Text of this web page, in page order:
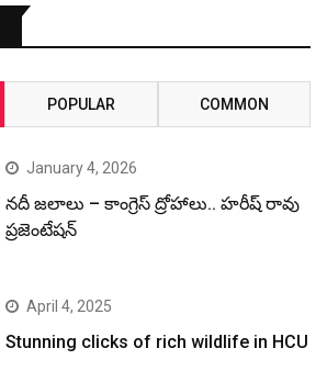
POPULAR COMMON
January 4, 2026
నదీ జలాలు – కాంగ్రెస్ ద్రోహాలు.. హరీష్ రావు
ప్రజెంటేషన్
April 4, 2025
Stunning clicks of rich wildlife in HCU